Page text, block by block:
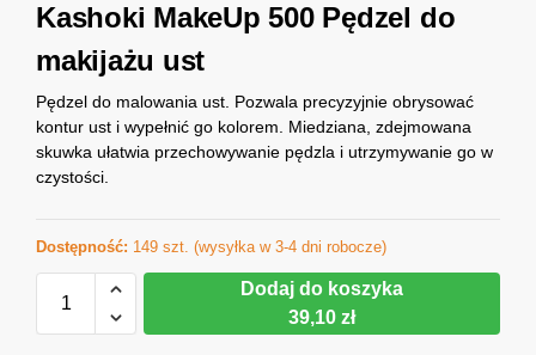
Kashoki MakeUp 500 Pędzel do
makijażu ust
Pędzel do malowania ust. Pozwala precyzyjnie obrysować
kontur ust i wypełnić go kolorem. Miedziana, zdejmowana
skuwka ułatwia przechowywanie pędzla i utrzymywanie go w
czystości.
Dostępność: 149 szt. (wysyłka w 3-4 dni robocze)
Dodaj do koszyka
39,10 zł